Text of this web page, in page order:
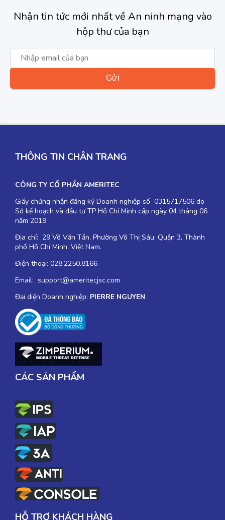
Nhận tin tức mới nhất về An ninh mạng vào
hộp thư của bạn
THÔNG TIN CHÂN TRANG
CÔNG TY CỔ PHẦN AMERITEC
Giấy chứng nhận đăng ký Doanh nghiệp số 0315717506 do
Sở kế hoạch và đầu tư TP Hồ Chí Minh cấp ngày 04 tháng 06
năm 2019
Địa chỉ: 29 Võ Văn Tần, Phường Võ Thị Sáu, Quận 3, Thành
phố Hồ Chí Minh, Việt Nam.
Điện thoại: 028.2250.8166
Email: support@ameritecjsc.com
Đại diện Doanh nghiệp: PIERRE NGUYEN
CÁC SẢN PHẨM
HỖ TRỢ KHÁCH HÀNG